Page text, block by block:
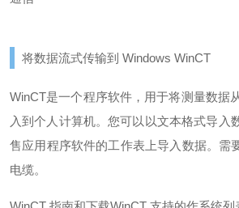
将数据流式传输到 Windows WinCT
WinCT是一个程序软件，用于将测量数据
入到个人计算机。您可以以文本格式导入
售应用程序软件的工作表上导入数据。 需
电缆。